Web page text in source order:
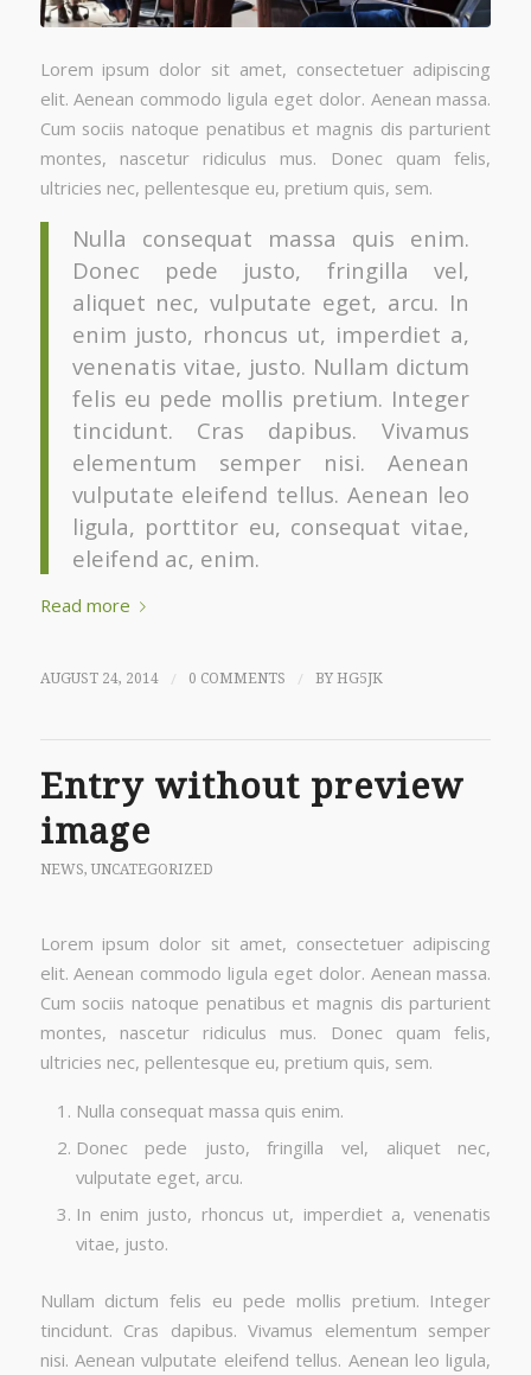
Lorem ipsum dolor sit amet, consectetuer adipiscing
elit. Aenean commodo ligula eget dolor. Aenean massa.
Cum sociis natoque penatibus et magnis dis parturient
montes, nascetur ridiculus mus. Donec quam felis,
ultricies nec, pellentesque eu, pretium quis, sem.
Nulla consequat massa quis enim.
Donec pede justo, fringilla vel,
aliquet nec, vulputate eget, arcu. In
enim justo, rhoncus ut, imperdiet a,
venenatis vitae, justo. Nullam dictum
felis eu pede mollis pretium. Integer
tincidunt. Cras dapibus. Vivamus
elementum semper nisi. Aenean
vulputate eleifend tellus. Aenean leo
ligula, porttitor eu, consequat vitae,
eleifend ac, enim.
Read more
AUGUST 24, 2014 / 0 COMMENTS / BY HG5JK
Entry without preview
image
NEWS,UNCATEGORIZED
Lorem ipsum dolor sit amet, consectetuer adipiscing
elit. Aenean commodo ligula eget dolor. Aenean massa.
Cum sociis natoque penatibus et magnis dis parturient
montes, nascetur ridiculus mus. Donec quam felis,
ultricies nec, pellentesque eu, pretium quis, sem.
Nulla consequat massa quis enim.
Donec pede justo, fringilla vel, aliquet nec,
vulputate eget, arcu.
In enim justo, rhoncus ut, imperdiet a, venenatis
vitae, justo.
Nullam dictum felis eu pede mollis pretium. Integer
tincidunt. Cras dapibus. Vivamus elementum semper
nisi. Aenean vulputate eleifend tellus. Aenean leo ligula,